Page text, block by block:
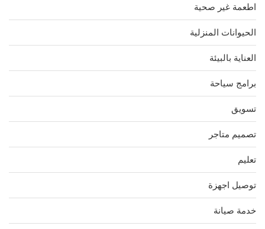
اطعمة غير صحية
الحيوانات المنزلية
العناية بالبيئة
برامج سياحة
تسويق
تصميم متاجر
تعليم
توصيل اجهزة
خدمة صيانة